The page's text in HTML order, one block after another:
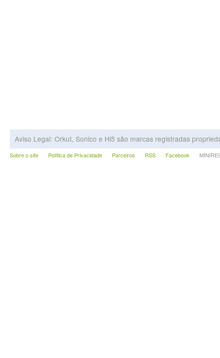
Aviso Legal: Orkut, Sonico e Hi5 são marcas registradas
Sobre o site Política de Privacidade Parceiros RSS Facebook